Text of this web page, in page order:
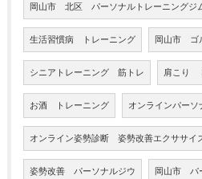
岡山市 北区 パーソナルトレーニングジ
生活習慣病 トレーニング 岡山市 ゴ
シニアトレーニング 筋トレ 肩こり
お酒 トレーニング オンラインパー
オンライン姿勢診断 姿勢改善エクササイ
姿勢改善 パーソナルジウ 岡山市 パ